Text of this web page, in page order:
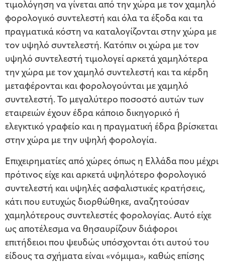
τιμολόγηση να γίνεται από την χώρα με τον χαμηλό
φορολογικό συντελεστή και όλα τα έξοδα και τα
πραγματικά κόστη να καταλογίζονται στην χώρα με
τον υψηλό συντελεστή. Κατόπιν οι χώρα με τον
υψηλό συντελεστή τιμολογεί αρκετά χαμηλότερα
την χώρα με τον χαμηλό συντελεστή και τα κέρδη
μεταφέρονται και φορολογούνται με χαμηλό
συντελεστή. Το μεγαλύτερο ποσοστό αυτών των
εταιρειών έχουν έδρα κάποιο δικηγορικό ή
ελεγκτικό γραφείο και η πραγματική έδρα βρίσκεται
στην χώρα με την υψηλή φορολογία.
Επιχειρηματίες από χώρες όπως η Ελλάδα που μέχρι
πρότινος είχε και αρκετά υψηλότερο φορολογικό
συντελεστή και υψηλές ασφαλιστικές κρατήσεις,
κάτι που ευτυχώς διορθώθηκε, αναζητούσαν
χαμηλότερους συντελεστές φορολογίας. Αυτό είχε
ως αποτέλεσμα να θησαυρίζουν διάφοροι
επιτήδειοι που ψευδώς υπόσχονται ότι αυτού του
είδους τα σχήματα είναι «νόμιμα», καθώς επίσης